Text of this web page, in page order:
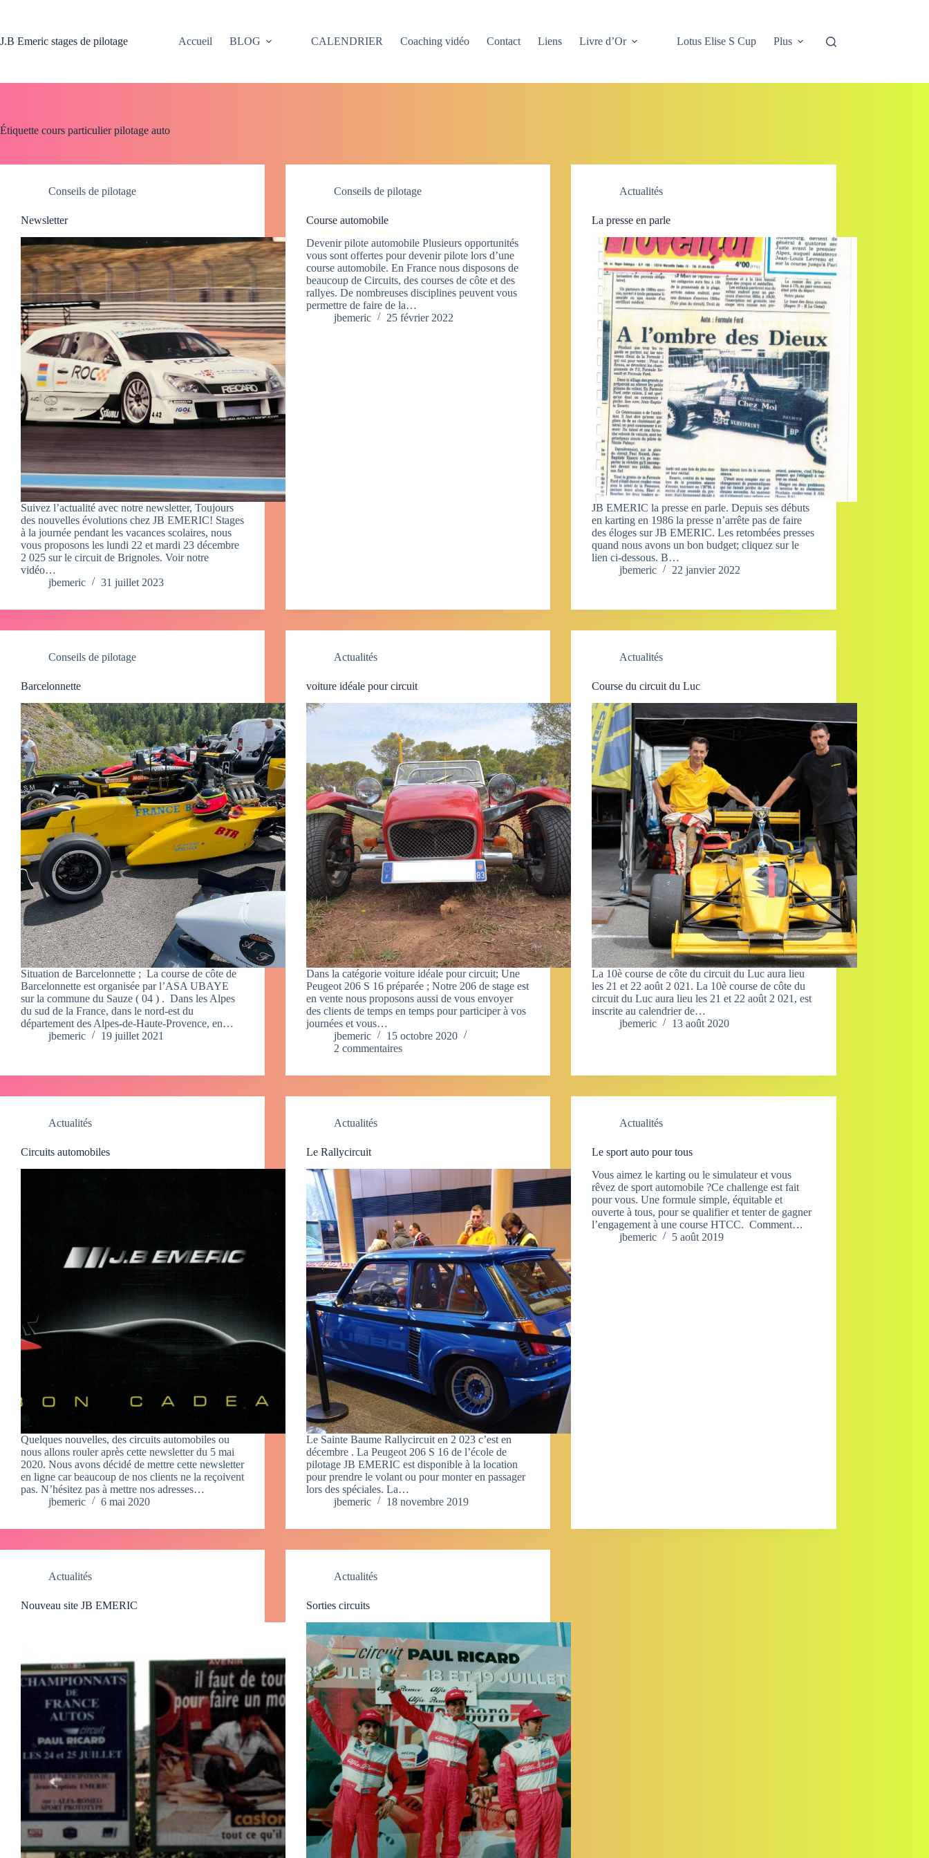
J.B Emeric stages de pilotage
Accueil BLOG CALENDRIER Coaching vidéo Contact Liens Livre d’Or Lotus Elise S Cup Plus
Étiquette cours particulier pilotage auto
Conseils de pilotage
Newsletter
Suivez l’actualité avec notre newsletter, Toujours
des nouvelles évolutions chez JB EMERIC! Stages
à la journée pendant les vacances scolaires, nous
vous proposons les lundi 22 et mardi 23 décembre
2 025 sur le circuit de Brignoles. Voir notre
vidéo…
jbemeric
31 juillet 2023
Conseils de pilotage
Course automobile
Devenir pilote automobile Plusieurs opportunités
vous sont offertes pour devenir pilote lors d’une
course automobile. En France nous disposons de
beaucoup de Circuits, des courses de côte et des
rallyes. De nombreuses disciplines peuvent vous
permettre de faire de la…
jbemeric
25 février 2022
Actualités
La presse en parle
JB EMERIC la presse en parle. Depuis ses débuts
en karting en 1986 la presse n’arrête pas de faire
des éloges sur JB EMERIC. Les retombées presses
quand nous avons un bon budget; cliquez sur le
lien ci-dessous. B…
jbemeric
22 janvier 2022
Conseils de pilotage
Barcelonnette
Situation de Barcelonnette ; La course de côte de
Barcelonnette est organisée par l’ASA UBAYE
sur la commune du Sauze ( 04 ) . Dans les Alpes
du sud de la France, dans le nord-est du
département des Alpes-de-Haute-Provence, en…
jbemeric
19 juillet 2021
Actualités
voiture idéale pour circuit
Dans la catégorie voiture idéale pour circuit; Une
Peugeot 206 S 16 préparée ; Notre 206 de stage est
en vente nous proposons aussi de vous envoyer
des clients de temps en temps pour participer à vos
journées et vous…
jbemeric
15 octobre 2020
2 commentaires
Actualités
Course du circuit du Luc
La 10è course de côte du circuit du Luc aura lieu
les 21 et 22 août 2 021. La 10è course de côte du
circuit du Luc aura lieu les 21 et 22 août 2 021, est
inscrite au calendrier de…
jbemeric
13 août 2020
Actualités
Circuits automobiles
Quelques nouvelles, des circuits automobiles ou
nous allons rouler après cette newsletter du 5 mai
2020. Nous avons décidé de mettre cette newsletter
en ligne car beaucoup de nos clients ne la reçoivent
pas. N’hésitez pas à mettre nos adresses…
jbemeric
6 mai 2020
Actualités
Le Rallycircuit
Le Sainte Baume Rallycircuit en 2 023 c’est en
décembre . La Peugeot 206 S 16 de l’école de
pilotage JB EMERIC est disponible à la location
pour prendre le volant ou pour monter en passager
lors des spéciales. La…
jbemeric
18 novembre 2019
Actualités
Le sport auto pour tous
Vous aimez le karting ou le simulateur et vous
rêvez de sport automobile ?Ce challenge est fait
pour vous. Une formule simple, équitable et
ouverte à tous, pour se qualifier et tenter de gagner
l’engagement à une course HTCC. Comment…
jbemeric
5 août 2019
Actualités
Nouveau site JB EMERIC
Actualités
Sorties circuits